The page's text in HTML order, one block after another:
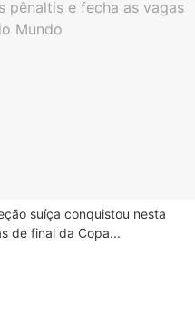
suíça conquistou nesta
de final da Copa...